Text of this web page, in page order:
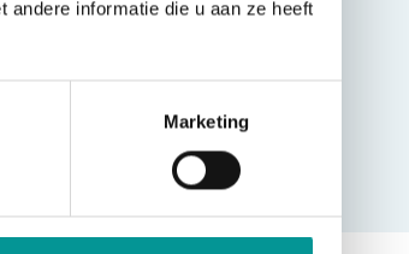
andere informatie die u aan ze heeft
Marketing